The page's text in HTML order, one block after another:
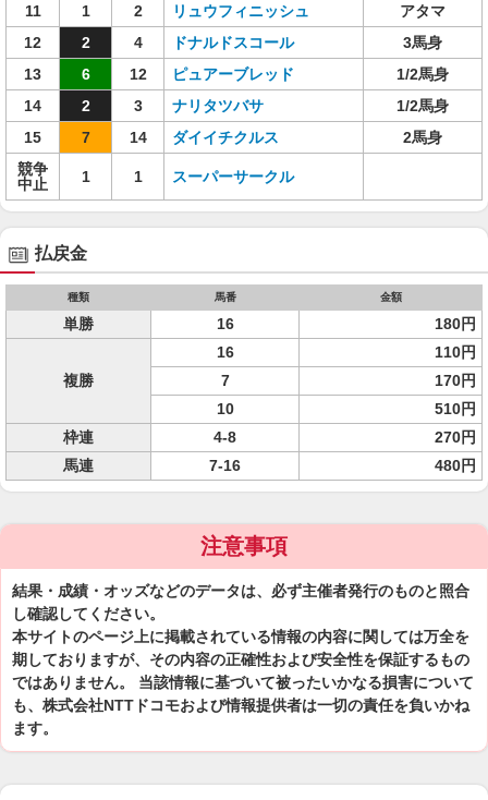
11
1 2 リュウフィニッシュ
アタマ
12
2 4 ドナルドスコール
3馬身
13
6 12 ピュアーブレッド
1/2馬身
14
2 3 ナリタツバサ
1/2馬身
15
7 14 ダイイチクルス
2馬身
競争
中止
1 1 スーパーサークル
払戻金
種類 馬番 金額
単勝 16 180円
複勝
16
110円
7
170円
10
510円
枠連
4-8
270円
馬連
7-16 480円
注意事項
結果・成績・オッズなどのデータは、必ず主催者発行のものと照合
し確認してください。
本サイトのページ上に掲載されている情報の内容に関しては万全を
期しておりますが、その内容の正確性および安全性を保証するもの
ではありません。 当該情報に基づいて被ったいかなる損害について
も、株式会社NTTドコモおよび情報提供者は一切の責任を負いかね
ます。